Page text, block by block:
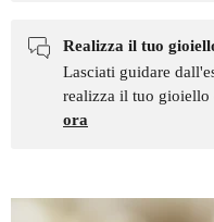
Realizza il tuo
Lasciati guidare
realizza il tuo gioiello
ora